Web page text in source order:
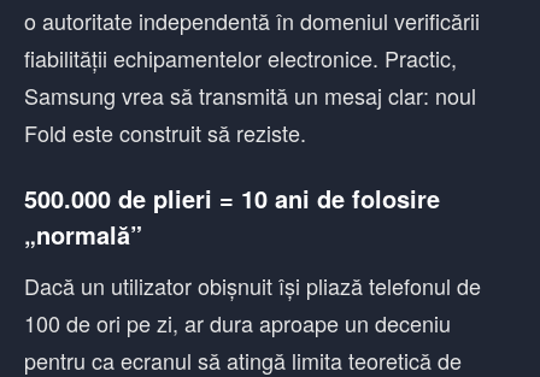
o autoritate independentă în domeniul verificării
fiabilității echipamentelor electronice. Practic,
Samsung vrea să transmită un mesaj clar: noul
Fold este construit să reziste.
500.000 de plieri = 10 ani de folosire
„normală”
Dacă un utilizator obișnuit își pliază telefonul de
100 de ori pe zi, ar dura aproape un deceniu
pentru ca ecranul să atingă limita teoretică de